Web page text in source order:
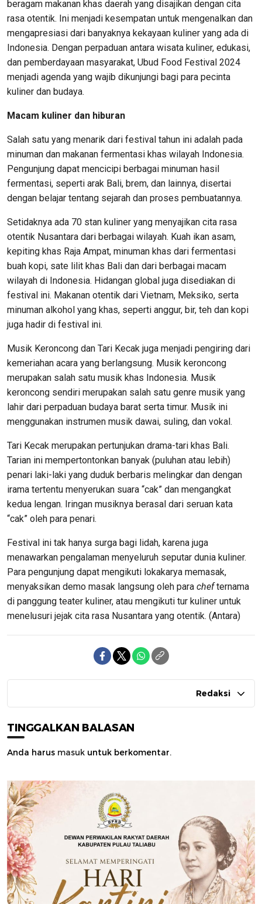
beragam makanan khas daerah yang disajikan dengan cita
rasa otentik. Ini menjadi kesempatan untuk mengenalkan dan
mengapresiasi dari banyaknya kekayaan kuliner yang ada di
Indonesia. Dengan perpaduan antara wisata kuliner, edukasi,
dan pemberdayaan masyarakat, Ubud Food Festival 2024
menjadi agenda yang wajib dikunjungi bagi para pecinta
kuliner dan budaya.
Macam kuliner dan hiburan
Salah satu yang menarik dari festival tahun ini adalah pada
minuman dan makanan fermentasi khas wilayah Indonesia.
Pengunjung dapat mencicipi berbagai minuman hasil
fermentasi, seperti arak Bali, brem, dan lainnya, disertai
dengan belajar tentang sejarah dan proses pembuatannya.
Setidaknya ada 70 stan kuliner yang menyajikan cita rasa
otentik Nusantara dari berbagai wilayah. Kuah ikan asam,
kepiting khas Raja Ampat, minuman khas dari fermentasi
buah kopi, sate lilit khas Bali dan dari berbagai macam
wilayah di Indonesia. Hidangan global juga disediakan di
festival ini. Makanan otentik dari Vietnam, Meksiko, serta
minuman alkohol yang khas, seperti anggur, bir, teh dan kopi
juga hadir di festival ini.
Musik Keroncong dan Tari Kecak juga menjadi pengiring dari
kemeriahan acara yang berlangsung. Musik keroncong
merupakan salah satu musik khas Indonesia. Musik
keroncong sendiri merupakan salah satu genre musik yang
lahir dari perpaduan budaya barat serta timur. Musik ini
menggunakan instrumen musik dawai, suling, dan vokal.
Tari Kecak merupakan pertunjukan drama-tari khas Bali.
Tarian ini mempertontonkan banyak (puluhan atau lebih)
penari laki-laki yang duduk berbaris melingkar dan dengan
irama tertentu menyerukan suara “cak” dan mengangkat
kedua lengan. Iringan musiknya berasal dari seruan kata
“cak” oleh para penari.
Festival ini tak hanya surga bagi lidah, karena juga
menawarkan pengalaman menyeluruh seputar dunia kuliner.
Para pengunjung dapat mengikuti lokakarya memasak,
menyaksikan demo masak langsung oleh para chefternama
di panggung teater kuliner, atau mengikuti tur kuliner untuk
menelusuri jejak cita rasa Nusantara yang otentik. (Antara)
Redaksi
TINGGALKAN BALASAN
Anda harus masuk untuk berkomentar.